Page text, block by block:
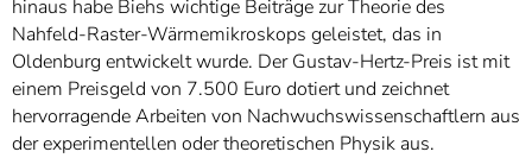
hinaus habe Biehs wichtige Beiträge zur Theorie des
Nahfeld-Raster-Wärmemikroskops geleistet, das in
Oldenburg entwickelt wurde. Der Gustav-Hertz-Preis ist mit
einem Preisgeld von 7.500 Euro dotiert und zeichnet
hervorragende Arbeiten von Nachwuchswissenschaftlern aus
der experimentellen oder theoretischen Physik aus.